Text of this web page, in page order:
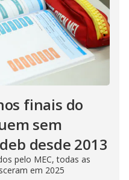
finais do
sem
desde 2013
pelo MEC, todas as
em 2025